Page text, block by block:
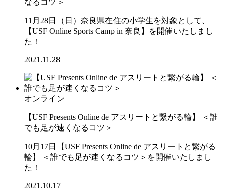
なるコツ＞
11月28日（日）奈良県在住の小学生を対象として、
【USF Online Sports Camp in 奈良】を開催いたしまし
た！
2021.11.28
オンライン
【USF Presents Online de アスリートと繋がる輪】 ＜誰
でも足が速くなるコツ＞
10月17日【USF Presents Online de アスリートと繋がる
輪】 ＜誰でも足が速くなるコツ＞を開催いたしまし
た！
2021.10.17